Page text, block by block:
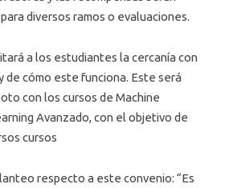
diversos ramos o evaluaciones.
a los estudiantes la cercanía con
de cómo este funciona. Este será
con los cursos de Machine
Avanzado, con el objetivo de
cursos
respecto a este convenio: “Es